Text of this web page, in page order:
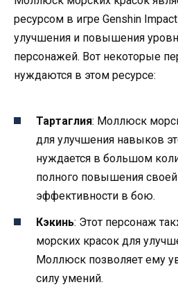
ресурсом в игре Genshin
улучшения и повышения
персонажей. Вот некоторые
нуждаются в этом ресурсе:
Тартаглия: Моллюск
для улучшения навыков
нуждается в большом
полного повышения
эффективности в бою.
Кэкинь: Этот персонаж
морских красок для
Моллюск позволяет ему
силу умений.